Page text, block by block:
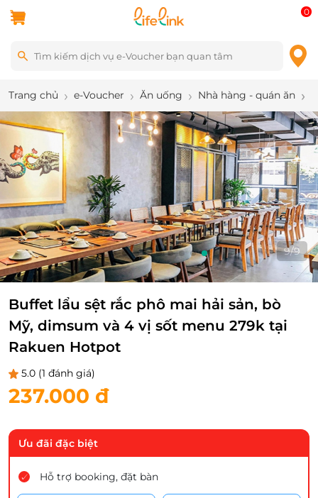
0
Trang chủ e-Voucher Ăn uống Nhà hàng - quán ăn
9/9
Buffet lẩu sệt rắc phô mai hải sản, bò
Mỹ, dimsum và 4 vị sốt menu 279k tại
Rakuen Hotpot
5.0 (1 đánh giá)
237.000 đ
Ưu đãi đặc biệt
Hỗ trợ booking, đặt bàn